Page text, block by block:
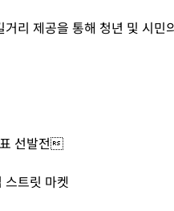
리 제공을 통해 청년 및 시
표 선발전
트릿 마켓